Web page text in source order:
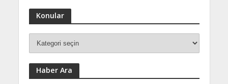
Konular
Haber Ara